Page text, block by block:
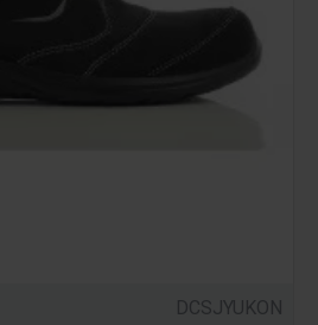
DCSJYUKON